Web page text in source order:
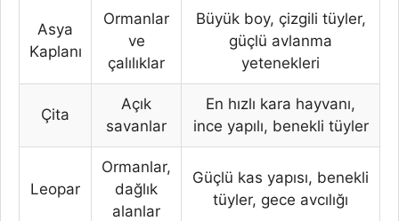
Asya
Kaplanı
Ormanlar
ve
çalılıklar
Büyük boy, çizgili tüyler,
güçlü avlanma
yetenekleri
Çita
Açık
savanlar
En hızlı kara hayvanı,
ince yapılı, benekli tüyler
Leopar
Ormanlar,
dağlık
alanlar
Güçlü kas yapısı, benekli
tüyler, gece avcılığı